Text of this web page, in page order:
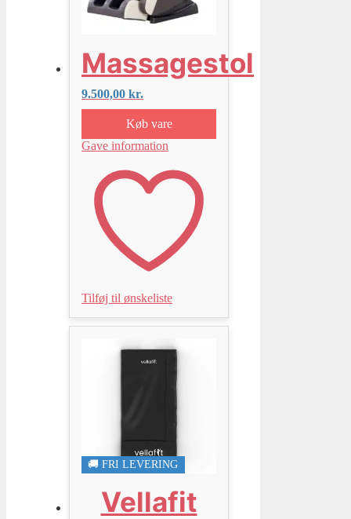
Massagestol
9.500,00 kr.
Køb vare
Gave information
Tilføj til ønskeliste
🚚 FRI LEVERING
Vellafit